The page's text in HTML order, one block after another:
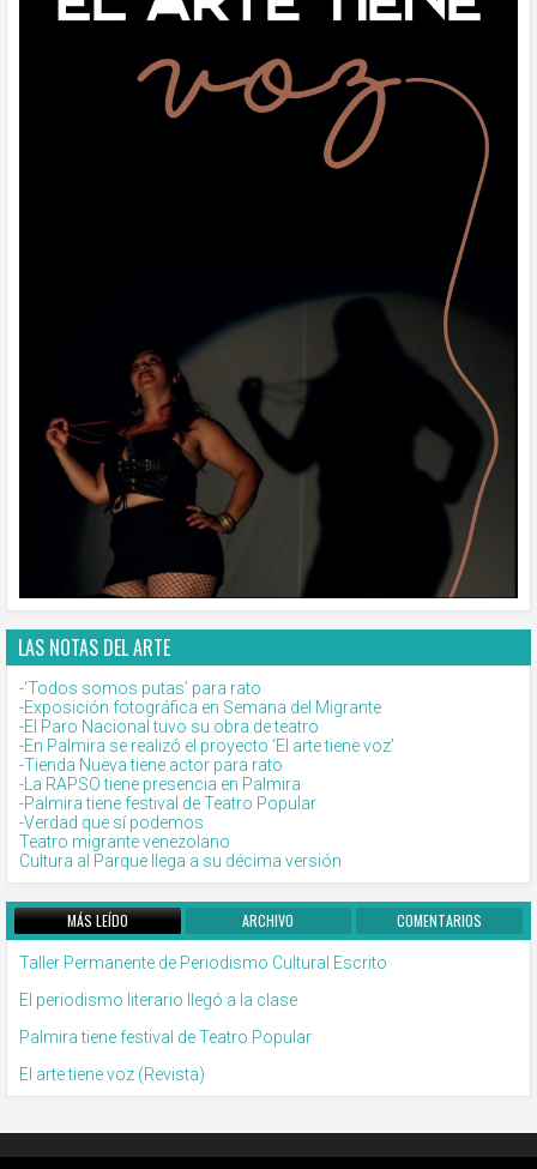
LAS NOTAS DEL ARTE
-‘Todos somos putas’ para rato
-Exposición fotográfica en Semana del Migrante
-El Paro Nacional tuvo su obra de teatro
-En Palmira se realizó el proyecto ‘El arte tiene voz’
-Tienda Nueva tiene actor para rato
-La RAPSO tiene presencia en Palmira
-Palmira tiene festival de Teatro Popular
-Verdad que sí podemos
Teatro migrante venezolano
Cultura al Parque llega a su décima versión
MÁS LEÍDO ARCHIVO COMENTARIOS
Taller Permanente de Periodismo Cultural Escrito
El periodismo literario llegó a la clase
Palmira tiene festival de Teatro Popular
El arte tiene voz (Revista)